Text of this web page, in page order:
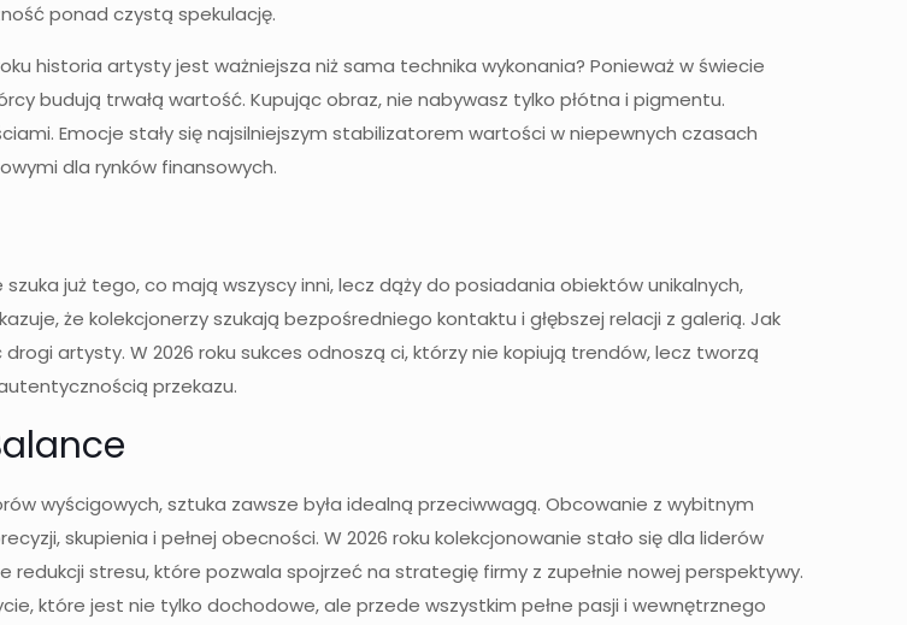
ponad czystą spekulację.
historia artysty jest ważniejsza niż sama technika wykonania? Ponieważ w świecie
budują trwałą wartość. Kupując obraz, nie nabywasz tylko płótna i pigmentu.
Emocje stały się najsilniejszym stabilizatorem wartości w niepewnych czasach
dla rynków finansowych.
już tego, co mają wszyscy inni, lecz dąży do posiadania obiektów unikalnych,
że kolekcjonerzy szukają bezpośredniego kontaktu i głębszej relacji z galerią. Jak
artysty. W 2026 roku sukces odnoszą ci, którzy nie kopiują trendów, lecz tworzą
przekazu.
wyścigowych, sztuka zawsze była idealną przeciwwagą. Obcowanie z wybitnym
skupienia i pełnej obecności. W 2026 roku kolekcjonowanie stało się dla liderów
stresu, które pozwala spojrzeć na strategię firmy z zupełnie nowej perspektywy.
które jest nie tylko dochodowe, ale przede wszystkim pełne pasji i wewnętrznego